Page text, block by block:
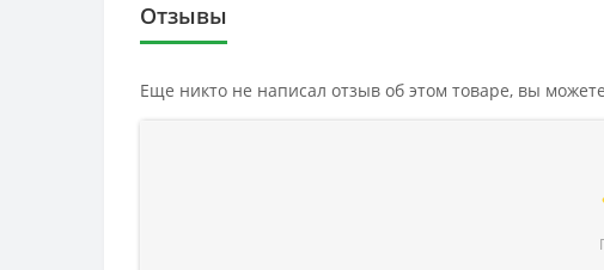
Отзывы
Еще никто не написал отзыв об этом товаре, вы